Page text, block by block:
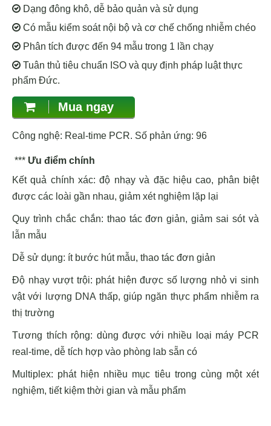
Dạng đông khô, dễ bảo quản và sử dụng
Có mẫu kiểm soát nội bộ và cơ chế chống nhiễm chéo
Phân tích được đến 94 mẫu trong 1 lần chạy
Tuân thủ tiêu chuẩn ISO và quy định pháp luật thực
phẩm Đức.
Mua ngay
Công nghệ: Real-time PCR. Số phản ứng: 96
*** Ưu điểm chính
Kết quả chính xác: độ nhạy và đặc hiệu cao, phân biệt
được các loài gần nhau, giảm xét nghiệm lặp lại
Quy trình chắc chắn: thao tác đơn giản, giảm sai sót và
lẫn mẫu
Dễ sử dụng: ít bước hút mẫu, thao tác đơn giản
Độ nhạy vượt trội: phát hiện được số lượng nhỏ vi sinh
vật với lượng DNA thấp, giúp ngăn thực phẩm nhiễm ra
thị trường
Tương thích rộng: dùng được với nhiều loại máy PCR
real-time, dễ tích hợp vào phòng lab sẵn có
Multiplex: phát hiện nhiều mục tiêu trong cùng một xét
nghiệm, tiết kiệm thời gian và mẫu phẩm